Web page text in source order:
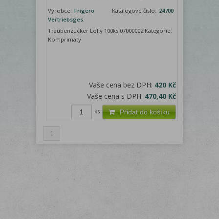
Výrobce: Frigero
Vertriebsges.
Katalogové číslo: 24700
Traubenzucker Lolly 100ks 07000002 Kategorie:
Komprimáty
Vaše cena bez DPH: 420 Kč
Vaše cena s DPH: 470,40 Kč
Přidat do košíku
ks
1